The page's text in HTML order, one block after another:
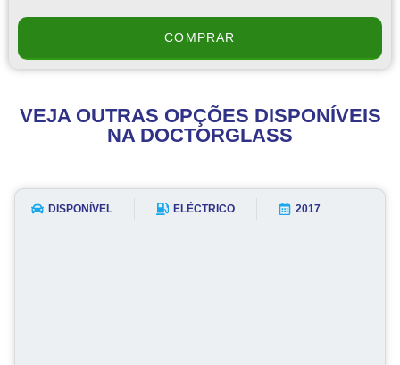
COMPRAR
VEJA OUTRAS OPÇÕES DISPONÍVEIS
NA DOCTORGLASS
DISPONÍVEL ELÉCTRICO 2017